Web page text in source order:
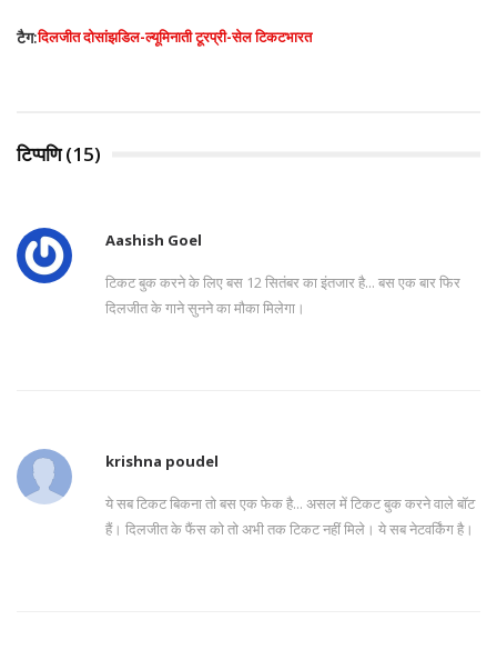
टैग:दिलजीत दोसांझडिल-ल्यूमिनाती टूरप्री-सेल टिकटभारत
टिप्पणि (15)
Aashish Goel
टिकट बुक करने के लिए बस 12 सितंबर का इंतजार है... बस एक बार फिर
दिलजीत के गाने सुनने का मौका मिलेगा।
krishna poudel
ये सब टिकट बिकना तो बस एक फेक है... असल में टिकट बुक करने वाले बॉट
हैं। दिलजीत के फैंस को तो अभी तक टिकट नहीं मिले। ये सब नेटवर्किंग है।